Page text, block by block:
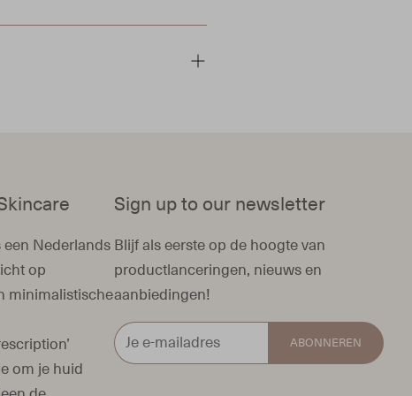
Nederlands
op
minimalistische
om je huid
Sign up to our newsletter
Blijf als eerste op de hoogte van
productlanceringen, nieuws en
aanbiedingen!
ABONNEREN